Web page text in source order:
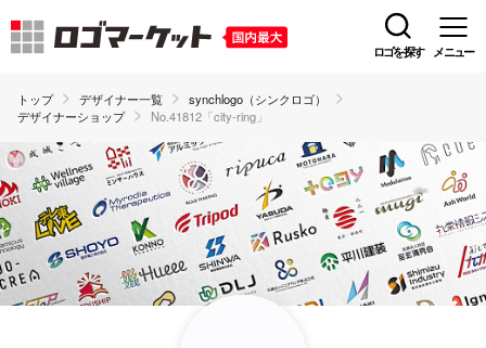
ロゴを探す メニュー
トップ デザイナー一覧
synchlogo（シンクロゴ）
デザイナーショップ
No.41812「city-ring」